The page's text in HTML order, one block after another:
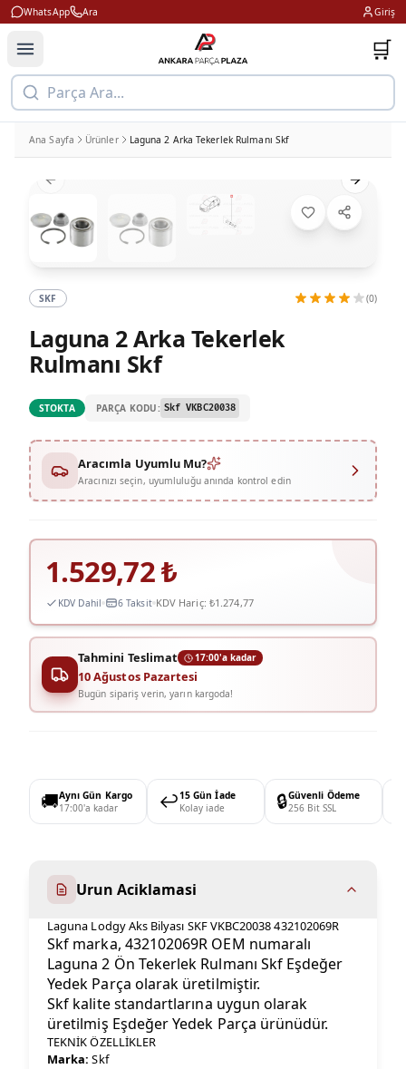
WhatsApp Ara Giriş
🛒
Parça Ara...
Ana Sayfa Ürünler Laguna 2 Arka Tekerlek Rulmanı Skf
Previous slide Next
SKF (0)
Laguna 2 Arka Tekerlek
Rulmanı Skf
STOKTA PARÇA KODU: Skf VKBC20038
Aracımla Uyumlu Mu?
Aracınızı seçin, uyumluluğu anında kontrol edin
1.529,72₺
KDV Dahil 6 Taksit KDV Hariç: ₺1.274,77
Tahmini Teslimat 17:00'a kadar
10 Ağustos Pazartesi
Bugün sipariş verin, yarın kargoda!
🚚Aynı Gün Kargo
17:00'a kadar
↩️15 Gün İade
Kolay iade
🔒Güvenli Ödeme
256 Bit SSL
Urun Aciklamasi
Laguna Lodgy Aks Bilyası SKF VKBC20038 432102069R
Skf marka, 432102069R OEM numaralı
Laguna 2 Ön Tekerlek Rulmanı Skf Eşdeğer
Yedek Parça olarak üretilmiştir.
Skf kalite standartlarına uygun olarak
üretilmiş Eşdeğer Yedek Parça ürünüdür.
TEKNİK ÖZELLİKLER
Marka: Skf